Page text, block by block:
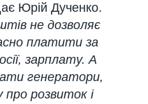
Юрій Дученко.
не дозволяє
платити за
зарплату. А
генератори,
розвиток і